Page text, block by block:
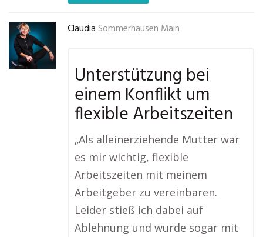
Claudia Sommerhausen Main
Unterstützung bei
einem Konflikt um
flexible Arbeitszeiten
„Als alleinerziehende Mutter war
es mir wichtig, flexible
Arbeitszeiten mit meinem
Arbeitgeber zu vereinbaren.
Leider stieß ich dabei auf
Ablehnung und wurde sogar mit